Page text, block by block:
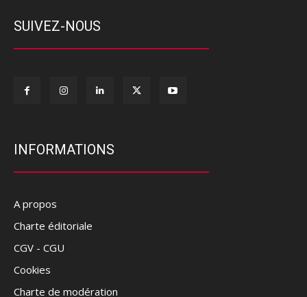
SUIVEZ-NOUS
INFORMATIONS
A propos
Charte éditoriale
CGV - CGU
Cookies
Charte de modération